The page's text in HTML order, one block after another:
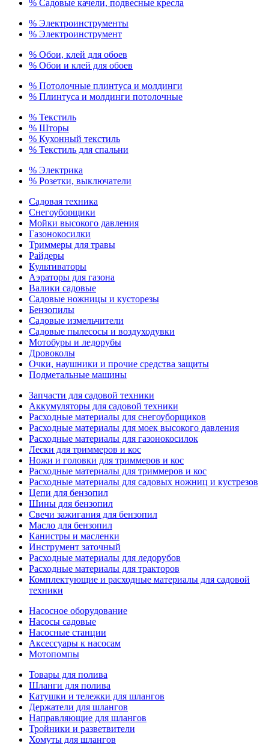
% Садовые качели, подвесные кресла
% Электроинструменты
% Электроинструмент
% Обои, клей для обоев
% Обои и клей для обоев
% Потолочные плинтуса и молдинги
% Плинтуса и молдинги потолочные
% Текстиль
% Шторы
% Кухонный текстиль
% Текстиль для спальни
% Электрика
% Розетки, выключатели
Садовая техника
Снегоуборщики
Мойки высокого давления
Газонокосилки
Триммеры для травы
Райдеры
Культиваторы
Аэраторы для газона
Валики садовые
Садовые ножницы и кусторезы
Бензопилы
Садовые измельчители
Садовые пылесосы и воздуходувки
Мотобуры и ледорубы
Дровоколы
Очки, наушники и прочие средства защиты
Подметальные машины
Запчасти для садовой техники
Аккумуляторы для садовой техники
Расходные материалы для снегоуборщиков
Расходные материалы для моек высокого давления
Расходные материалы для газонокосилок
Лески для триммеров и кос
Ножи и головки для триммеров и кос
Расходные материалы для триммеров и кос
Расходные материалы для садовых ножниц и кустрезов
Цепи для бензопил
Шины для бензопил
Свечи зажигания для бензопил
Масло для бензопил
Канистры и масленки
Инструмент заточный
Расходные материалы для ледорубов
Расходные материалы для тракторов
Комплектующие и расходные материалы для садовой
техники
Насосное оборудование
Насосы садовые
Насосные станции
Аксессуары к насосам
Мотопомпы
Товары для полива
Шланги для полива
Катушки и тележки для шлангов
Держатели для шлангов
Направляющие для шлангов
Тройники и разветвители
Хомуты для шлангов